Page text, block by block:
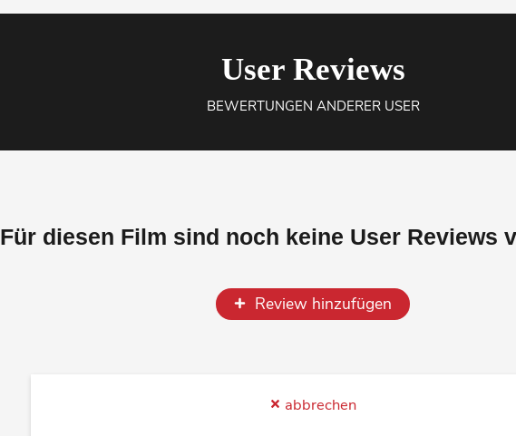
User Reviews
BEWERTUNGEN ANDERER USER
Für diesen Film sind noch keine User Reviews
Review hinzufügen
abbrechen